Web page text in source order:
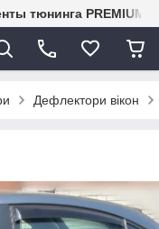
тюнинга PREMIUM-
Дефлектори вікон